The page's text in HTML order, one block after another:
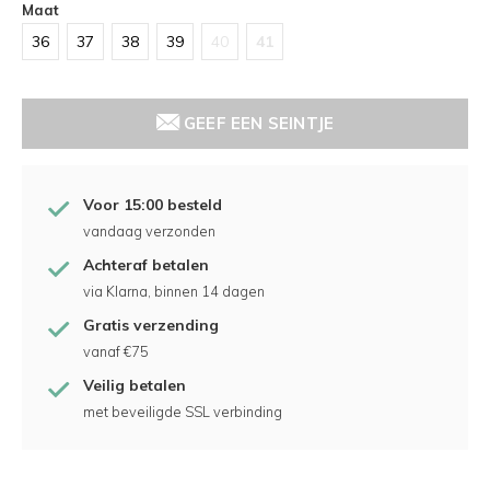
Maat
36 37 38 39 40 41
GEEF EEN SEINTJE
Voor 15:00 besteld
vandaag verzonden
Achteraf betalen
via Klarna, binnen 14 dagen
Gratis verzending
vanaf €75
Veilig betalen
met beveiligde SSL verbinding